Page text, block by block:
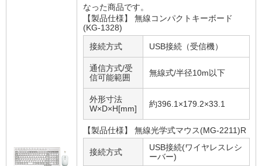
なった商品です。
【製品仕様】 無線コンパクトキーボード
(KG-1328)
接続方式
USB接続（受信機）
通信方式/受
信可能範囲
無線式/半径10m以下
外形寸法
W×D×H[mm]
約396.1×179.2×33.1
【製品仕様】 無線光学式マウス(MG-2211)R
接続方式
USB接続(ワイヤレスレシ
ーバー)